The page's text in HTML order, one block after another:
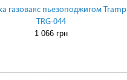
газоваяc пьезоподжигом Tramp
TRG-044
1 066 грн